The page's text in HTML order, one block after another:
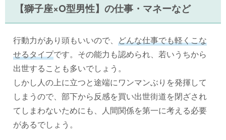
【獅子座×O型男性】の仕事・マネーなど
行動力があり頭もいいので、 どんな仕事でも軽くこな
せるタイプです。その能力も認められ、若いうちから
出世することも多いでしょう。
しかし人の上に立つと途端にワンマンぶりを発揮して
しまうので、部下から反感を買い出世街道を閉ざされ
てしまわないためにも、人間関係を第一に考える必要
があるでしょう。